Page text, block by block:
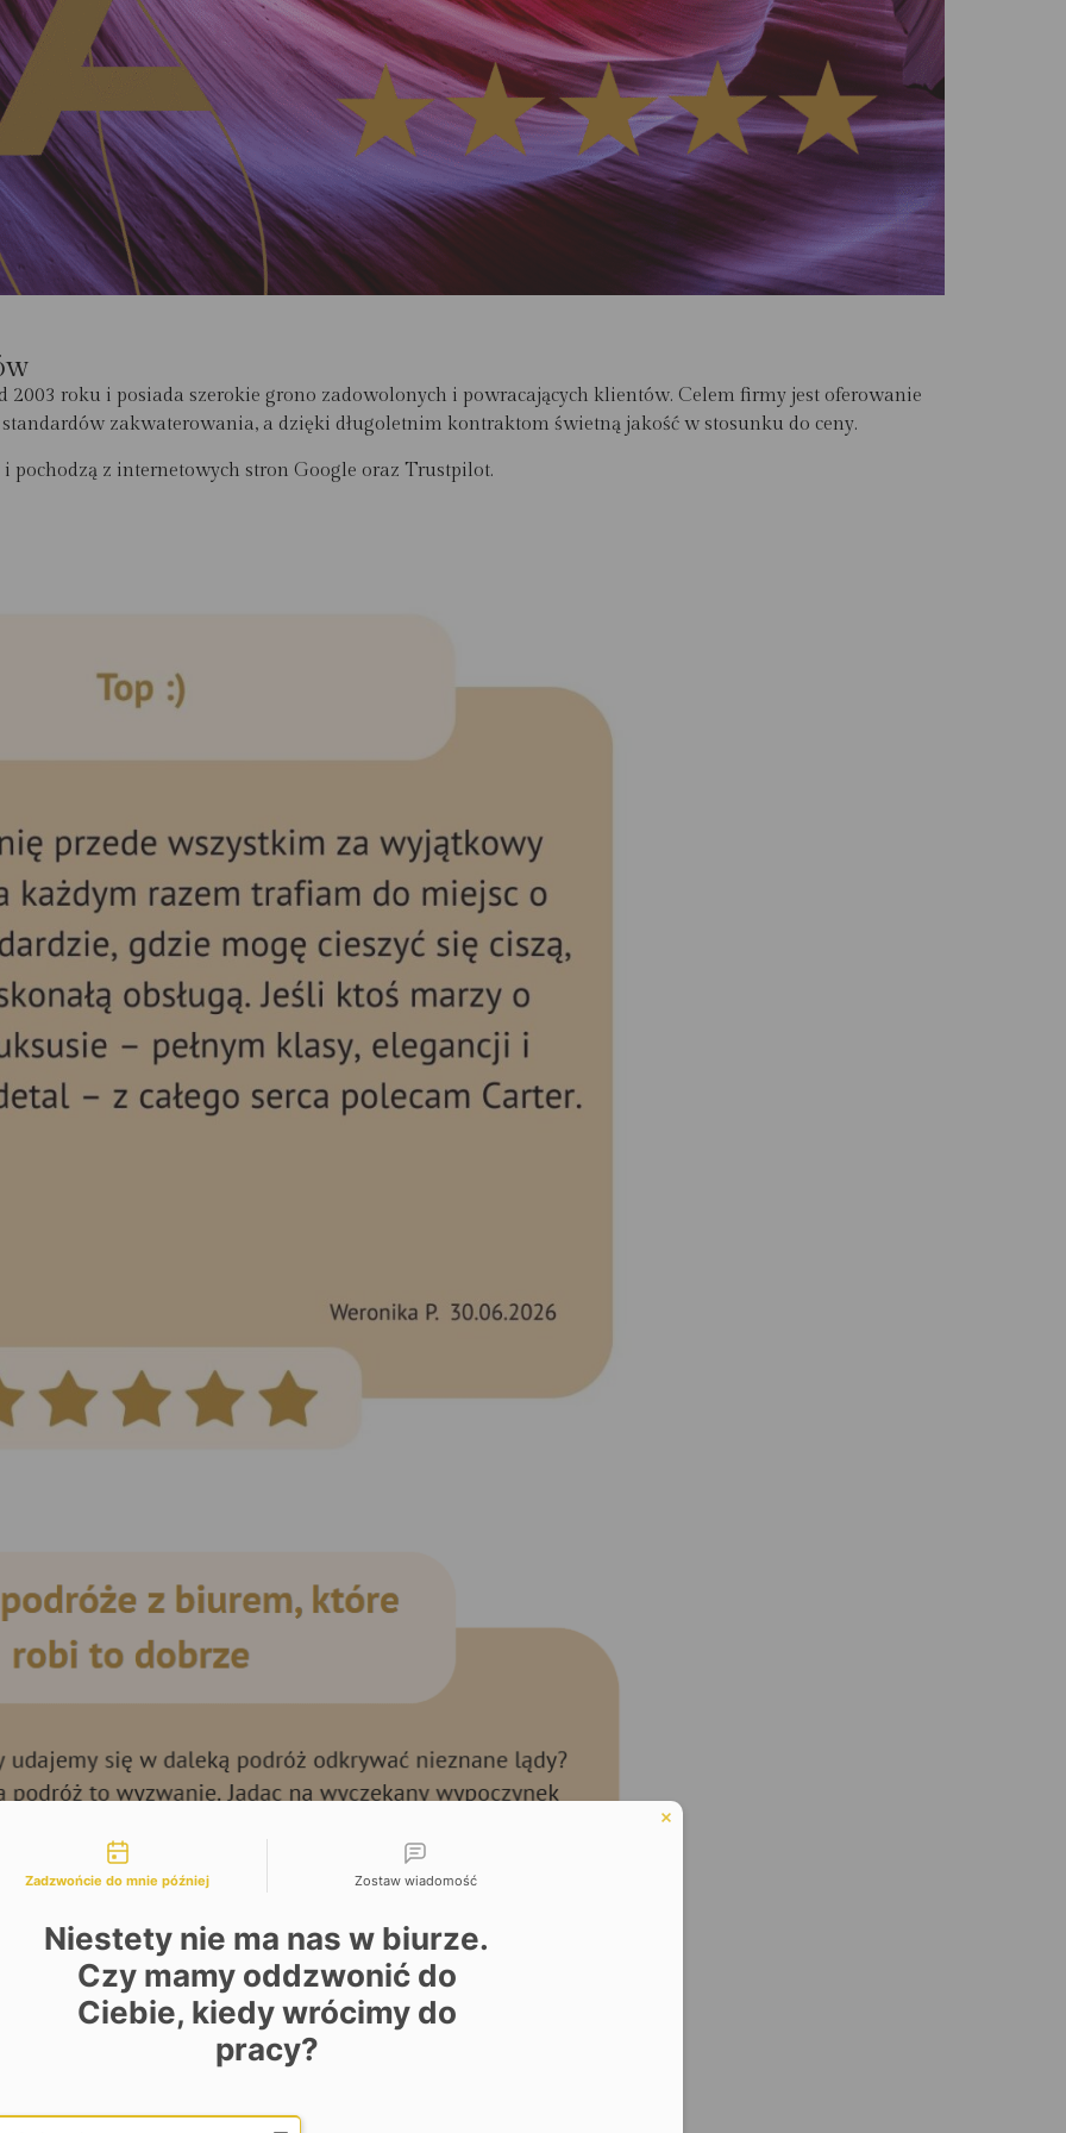
2003 roku i posiada szerokie grono zadowolonych i powracających klientów. Celem firmy jest oferowanie
zakwaterowania, a dzięki długoletnim kontraktom świetną jakość w stosunku do ceny.
pochodzą z internetowych stron Google oraz Trustpilot.
kontaktu
Zadzwońcie do mnie później Zostaw wiadomość
Niestety nie ma nas w biurze.
Czy mamy oddzwonić do
Ciebie, kiedy wrócimy do
pracy?
Date and time slection for scheduled call
Wybierz datę